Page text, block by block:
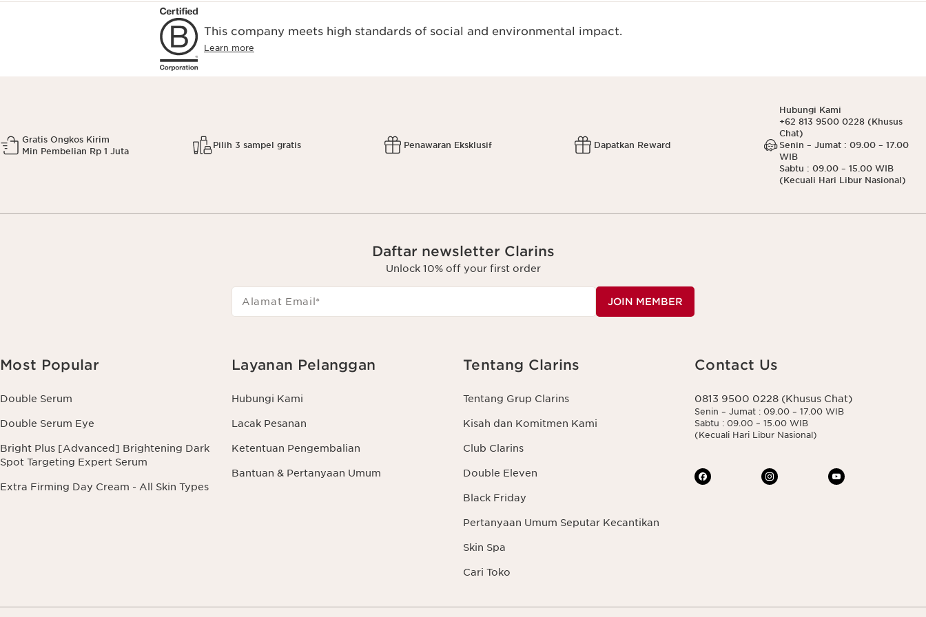
This company meets high standards of social and environmental impact.
Learn more
Gratis Ongkos Kirim
Min Pembelian Rp 1 Juta
Pilih 3 sampel gratis Penawaran Eksklusif Dapatkan Reward
Hubungi Kami
+62 813 9500 0228 (Khusus
Chat)
Senin – Jumat : 09.00 – 17.00
WIB
Sabtu : 09.00 – 15.00 WIB
(Kecuali Hari Libur Nasional)
Daftar newsletter Clarins
Unlock 10% off your first order
Alamat Email * JOIN MEMBER
Most Popular
Double Serum
Double Serum Eye
Bright Plus [Advanced] Brightening Dark
Spot Targeting Expert Serum
Extra Firming Day Cream - All Skin Types
Layanan Pelanggan
Hubungi Kami
Lacak Pesanan
Ketentuan Pengembalian
Bantuan & Pertanyaan Umum
Tentang Clarins
Tentang Grup Clarins
Kisah dan Komitmen Kami
Club Clarins
Double Eleven
Black Friday
Pertanyaan Umum Seputar Kecantikan
Skin Spa
Cari Toko
Contact Us
0813 9500 0228 (Khusus Chat)
Senin – Jumat : 09.00 – 17.00 WIB
Sabtu : 09.00 – 15.00 WIB
(Kecuali Hari Libur Nasional)